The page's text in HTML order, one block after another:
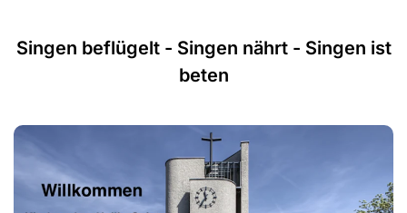
Singen beflügelt - Singen nährt - Singen ist
beten